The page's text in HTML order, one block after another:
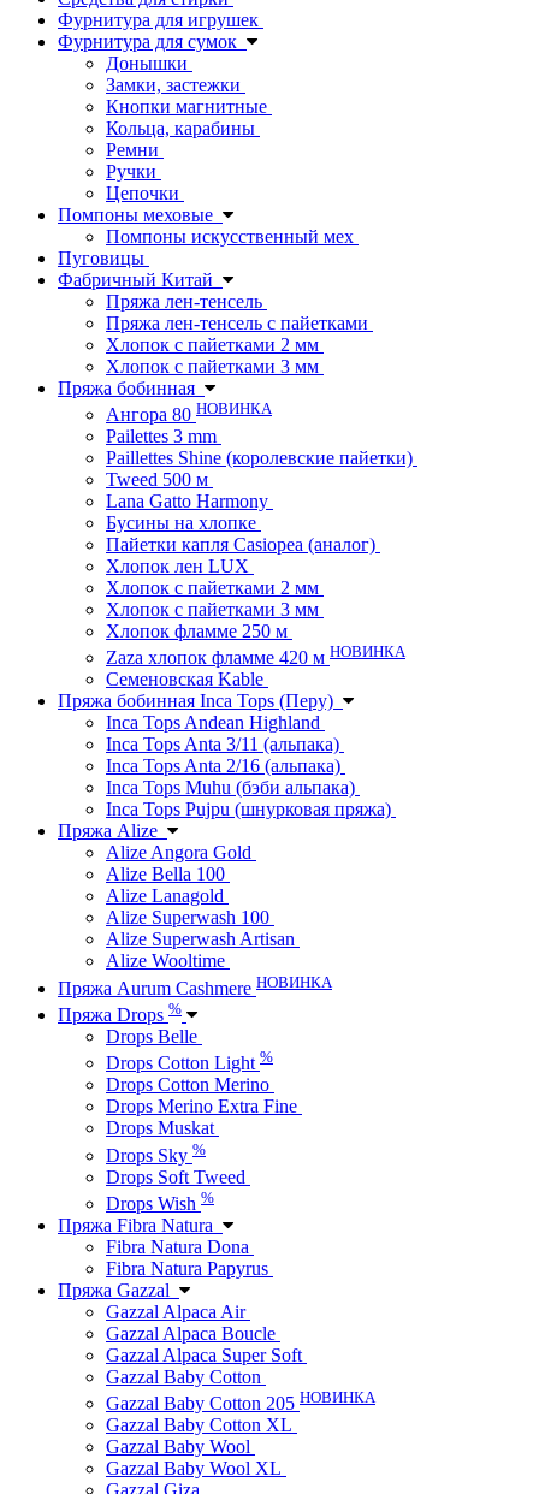
Фурнитура для игрушек
Фурнитура для сумок
Донышки
Замки, застежки
Кнопки магнитные
Кольца, карабины
Ремни
Ручки
Цепочки
Помпоны меховые
Помпоны искусственный мех
Пуговицы
Фабричный Китай
Пряжа лен-тенсель
Пряжа лен-тенсель с пайетками
Хлопок с пайетками 2 мм
Хлопок с пайетками 3 мм
Пряжа бобинная
Ангора 80 НОВИНКА
Pailettes 3 mm
Paillettes Shine (королевские пайетки)
Tweed 500 м
Lana Gatto Harmony
Бусины на хлопке
Пайетки капля Casiopea (аналог)
Хлопок лен LUX
Хлопок с пайетками 2 мм
Хлопок с пайетками 3 мм
Хлопок фламме 250 м
Zaza хлопок фламме 420 м НОВИНКА
Семеновская Kable
Пряжа бобинная Inca Tops (Перу)
Inca Tops Andean Highland
Inca Tops Anta 3/11 (альпака)
Inca Tops Anta 2/16 (альпака)
Inca Tops Muhu (бэби альпака)
Inca Tops Pujpu (шнурковая пряжа)
Пряжа Alize
Alize Angora Gold
Alize Bella 100
Alize Lanagold
Alize Superwash 100
Alize Superwash Artisan
Alize Wooltime
Пряжа Aurum Cashmere НОВИНКА
Пряжа Drops %
Drops Belle
Drops Cotton Light %
Drops Cotton Merino
Drops Merino Extra Fine
Drops Muskat
Drops Sky %
Drops Soft Tweed
Drops Wish %
Пряжа Fibra Natura
Fibra Natura Dona
Fibra Natura Papyrus
Пряжа Gazzal
Gazzal Alpaca Air
Gazzal Alpaca Boucle
Gazzal Alpaca Super Soft
Gazzal Baby Cotton
Gazzal Baby Cotton 205 НОВИНКА
Gazzal Baby Cotton XL
Gazzal Baby Wool
Gazzal Baby Wool XL